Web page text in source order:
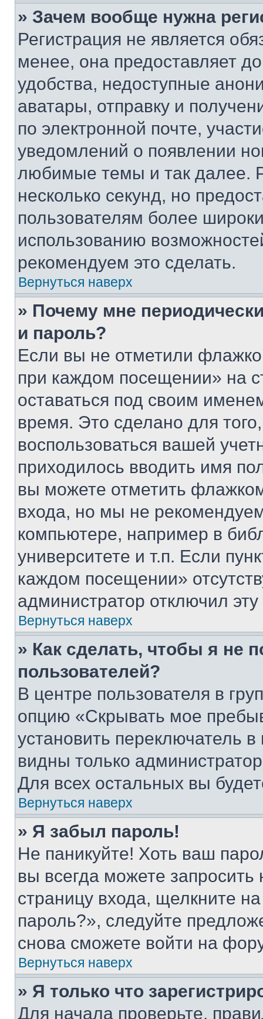
» Зачем вообще нужна
Регистрация не является
менее, она предоставляет
удобства, недоступные
аватары, отправку и
по электронной почте,
уведомлений о появлении
любимые темы и так далее.
несколько секунд, но
пользователям более
использованию
рекомендуем это сделать.
Вернуться наверх
» Почему мне
и пароль?
Если вы не отметили
при каждом посещении» на
оставаться под своим
время. Это сделано для
воспользоваться вашей
приходилось вводить имя
вы можете отметить
входа, но мы не
компьютере, например в
университете и т.п. Если
каждом посещении»
администратор отключил
Вернуться наверх
» Как сделать, чтобы я не
пользователей?
В центре пользователя в
опцию «Скрывать мое
установить переключатель
видны только
Для всех остальных вы
Вернуться наверх
» Я забыл пароль!
Не паникуйте! Хоть ваш
вы всегда можете
страницу входа, щелкните
пароль?», следуйте
снова сможете войти на
Вернуться наверх
» Я только что
Для начала проверьте,